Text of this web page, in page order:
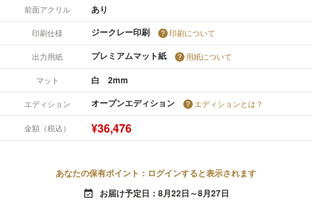
前面アクリル あり
印刷仕様 ジークレー印刷 印刷について
出力用紙 プレミアムマット紙 用紙について
マット 白 2mm
エディション オープンエディション エディションとは？
金額（税込） ¥36,476
あなたの保有ポイント：ログインすると表示されます
event_available お届け予定日：8月22日～8月27日